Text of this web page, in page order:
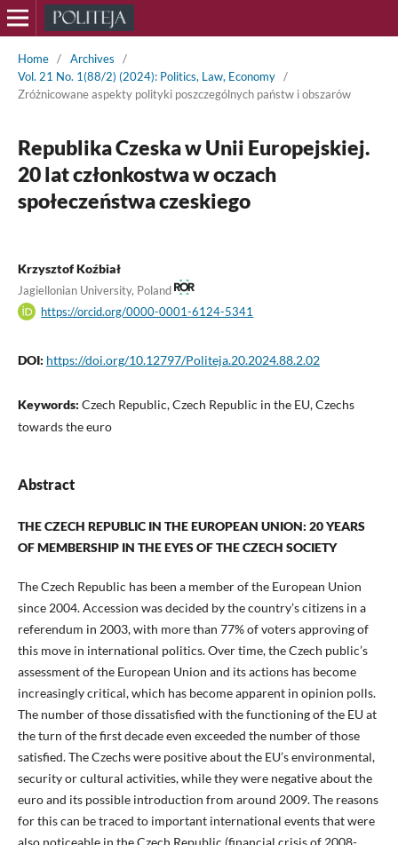
Home / Archives
/
Vol. 21 No. 1(88/2) (2024): Politics, Law, Economy /
Zróżnicowane aspekty polityki poszczególnych państw i obszarów
Republika Czeska w Unii Europejskiej.
20 lat członkostwa w oczach
społeczeństwa czeskiego
Krzysztof Koźbiał
Jagiellonian University, Poland
https://orcid.org/0000-0001-6124-5341
DOI: https://doi.org/10.12797/Politeja.20.2024.88.2.02
Keywords: Czech Republic, Czech Republic in the EU, Czechs
towards the euro
Abstract
THE CZECH REPUBLIC IN THE EUROPEAN UNION: 20 YEARS
OF MEMBERSHIP IN THEEYES OF THE CZECH SOCIETY
The Czech Republic has been a member of the European Union
since 2004. Accession was decided by the country’s citizens in a
referendum in 2003, with more than 77% of voters approving of
this move in international politics. Over time, the Czech public’s
assessment of the European Union and its actions has become
increasingly critical, which has become apparent in opinion polls.
The number of those dissatisfied with the functioning of the EU at
the turn of the first decade even exceeded the number of those
satisfied. The Czechs were positive about the EU’s environmental,
security or cultural activities, while they were negative about the
euro and its possible introduction from around 2009. The reasons
for this can be traced to important international events that were
also noticeable in the Czech Republic (financial crisis of 2008-